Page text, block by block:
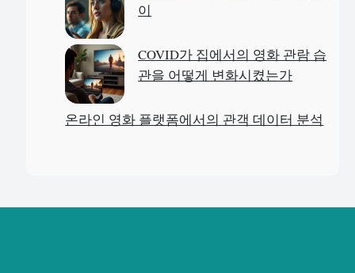
이
COVID가 집에서의 영화 관람 습
관을 어떻게 변화시켰는가
온라인 영화 플랫폼에서의 관객 데이터 분석